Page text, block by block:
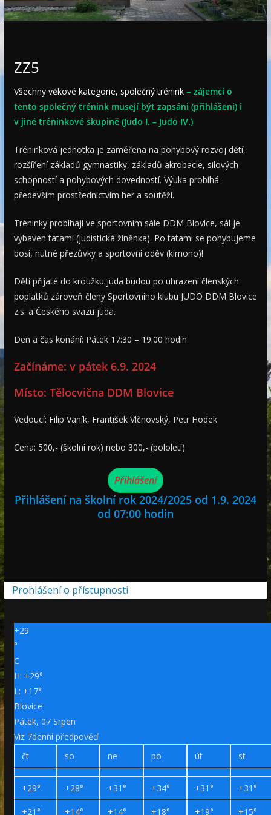
e
ZZ5
Všechny věkové kategorie, společný trénink– zájemci o
tento společný trénink musejí být zapsáni (přihlášeni) i
v jiné tréninkové skupině (Judo I. – Judo IV.)
Tréninková jednotka je zaměřena na pohybový rozvoj dětí,
rozšíření základů gymnastiky, základů akrobacie, silových
schopností a pohybových dovedností. Výuka probíhá
především prostřednictvím her a soutěží.
Tréninky probíhají ve sportovním sále DDM Blovice, sál je
vybaven tatami (judistická žíněnka). Po tatami se pohybujeme
bosí, nutné přezůvky a sportovní oděv (kimono)!
Děti přijaté do kroužku juda budou po uhrazení členských
poplatků zároveň členy Sportovního klubu JUDO DDM Blovice
z.s. a Českého svazu juda.
Den a čas konání: Pátek 17:30 – 19:00 hodin
Začínáme: v pátek 6.9. 2024
Místo: Tělocvična DDM Blovice
Vedoucí: Filip Vaník, František Vlčnovský, Petr Hodek
Cena: 500,- (školní rok) nebo 300,- (pololetí)
Přihlášení
Přihlášení na školní rok 2024/2025 od 1.9. 2024
od 07:00 hodin
Prohlášení o přístupnosti
+29
°
C
H: +29°
L: +17°
Blovice
Pátek, 07 Srpen
Viz 7denní předpověď
čt
so ne po út st
+29° +28° +31° +34° +31° +31°
+21° +14° +14° +18° +19° +15°